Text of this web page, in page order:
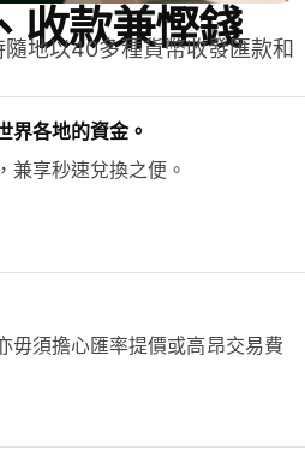
收款兼慳錢
地以40多種貨幣收發匯款和
界各地的資金。
兼享秒速兌換之便。
毋須擔心匯率提價或高昂交易費